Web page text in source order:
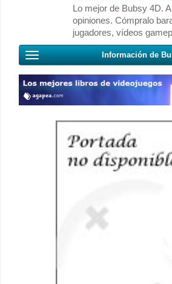
Lo mejor de Bubsy 4D.
opiniones. Cómpralo
jugadores, vídeos
Información de